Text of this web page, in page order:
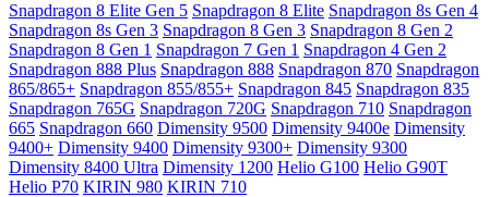
Snapdragon 8 Elite Gen 5 Snapdragon 8 Elite Snapdragon 8s Gen 4
Snapdragon 8s Gen 3 Snapdragon 8 Gen 3 Snapdragon 8 Gen 2
Snapdragon 8 Gen 1 Snapdragon 7 Gen 1 Snapdragon 4 Gen 2
Snapdragon 888 Plus Snapdragon 888 Snapdragon 870 Snapdragon
865/865+ Snapdragon 855/855+ Snapdragon 845 Snapdragon 835
Snapdragon 765G Snapdragon 720G Snapdragon 710 Snapdragon
665 Snapdragon 660 Dimensity 9500 Dimensity 9400e Dimensity
9400+ Dimensity 9400 Dimensity 9300+ Dimensity 9300
Dimensity 8400 Ultra Dimensity 1200 Helio G100 Helio G90T
Helio P70 KIRIN 980 KIRIN 710